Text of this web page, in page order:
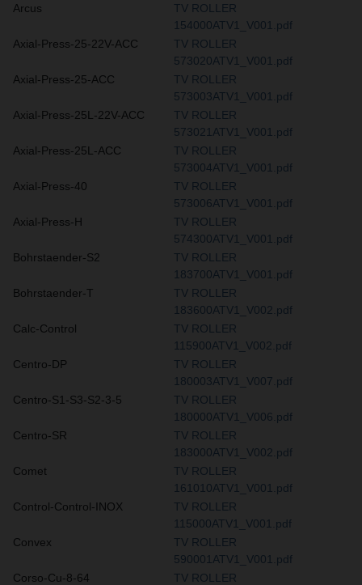
Arcus
TV ROLLER
154000ATV1_V001.pdf
Axial-Press-25-22V-ACC
TV ROLLER
573020ATV1_V001.pdf
Axial-Press-25-ACC
TV ROLLER
573003ATV1_V001.pdf
Axial-Press-25L-22V-ACC
TV ROLLER
573021ATV1_V001.pdf
Axial-Press-25L-ACC
TV ROLLER
573004ATV1_V001.pdf
Axial-Press-40
TV ROLLER
573006ATV1_V001.pdf
Axial-Press-H
TV ROLLER
574300ATV1_V001.pdf
Bohrstaender-S2
TV ROLLER
183700ATV1_V001.pdf
Bohrstaender-T
TV ROLLER
183600ATV1_V002.pdf
Calc-Control
TV ROLLER
115900ATV1_V002.pdf
Centro-DP
TV ROLLER
180003ATV1_V007.pdf
Centro-S1-S3-S2-3-5
TV ROLLER
180000ATV1_V006.pdf
Centro-SR
TV ROLLER
183000ATV1_V002.pdf
Comet
TV ROLLER
161010ATV1_V001.pdf
Control-Control-INOX
TV ROLLER
115000ATV1_V001.pdf
Convex
TV ROLLER
590001ATV1_V001.pdf
Corso-Cu-8-64
TV ROLLER